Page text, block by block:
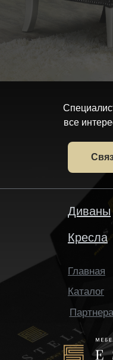
все
Диваны
Кресла
Каталог
Главная